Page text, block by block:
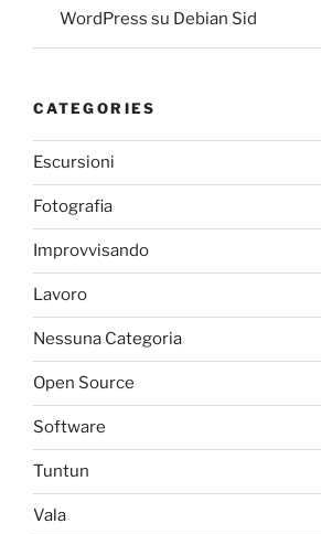
WordPress su Debian Sid
CATEGORIES
Escursioni
Fotografia
Improvvisando
Lavoro
Nessuna Categoria
Open Source
Software
Tuntun
Vala